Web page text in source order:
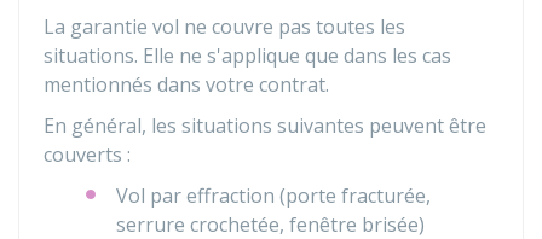
La garantie vol ne couvre pas toutes les
situations. Elle ne s'applique que dans les cas
mentionnés dans votre contrat.
En général, les situations suivantes peuvent être
couverts :
Vol par effraction (porte fracturée,
serrure crochetée, fenêtre brisée)